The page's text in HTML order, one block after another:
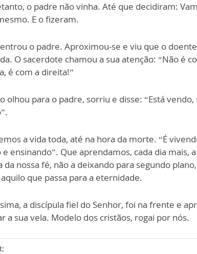
o padre não vinha. Até que decidiram:
E o fizeram.
o padre. Aproximou-se e viu que o
O sacerdote chamou a sua atenção: “Não é
é com a direita!”
olhou para o padre, sorriu e disse: “Está
a vida toda, até na hora da morte. “É
ensinando”. Que aprendamos, cada dia mais,
da nossa fé, não a deixando para segundo
que passa para a eternidade.
a discípula fiel do Senhor, foi na frente e
a sua vela. Modelo dos cristãos, rogai por nós.